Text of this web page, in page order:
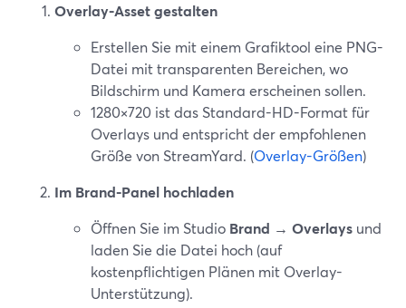
Overlay-Asset gestalten
Erstellen Sie mit einem Grafiktool eine PNG-
Datei mit transparenten Bereichen, wo
Bildschirm und Kamera erscheinen sollen.
1280×720 ist das Standard-HD-Format für
Overlays und entspricht der empfohlenen
Größe von StreamYard. (Overlay-Größen)
Im Brand-Panel hochladen
Öffnen Sie im Studio Brand → Overlays und
laden Sie die Datei hoch (auf
kostenpflichtigen Plänen mit Overlay-
Unterstützung).